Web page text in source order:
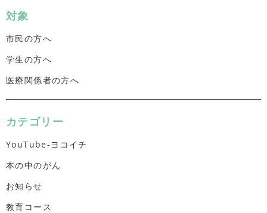
対象
市民の方へ
学生の方へ
医療関係者の方へ
カテゴリー
YouTube-ヨコイチ
本の中のがん
お知らせ
教育コース